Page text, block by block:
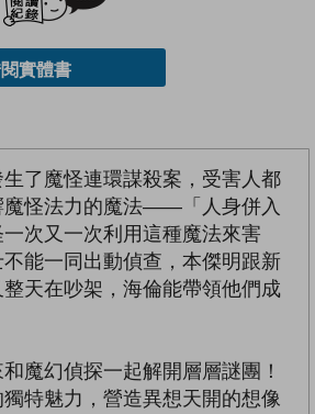
實體書
了魔怪連環謀殺案，受害人都
魔怪法力的魔法――「人身併入
次又一次利用這種魔法來害
能一同出動偵查，本傑明跟新
天在吵架，海倫能帶領他們成
魔幻偵探一起解開層層謎團！
特魅力，營造異想天開的想像